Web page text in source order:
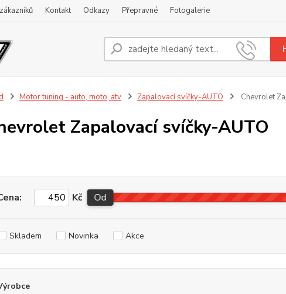
Kontakt Odkazy Přepravné Fotogalerie
Motor tuning - auto, moto, atv Zapalovací svíčky-AUTO Chevrolet
Zapalovací svíčky-AUTO
Kč Od
Skladem Novinka Akce